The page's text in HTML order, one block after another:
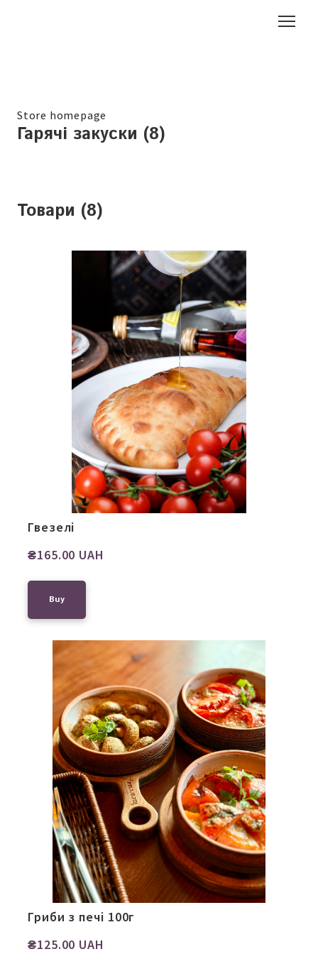
Store homepage
Гарячі закуски (8)
Товари (8)
Гвезелі
₴165.00 UAH
Buy
Гриби з печі 100г
₴125.00 UAH